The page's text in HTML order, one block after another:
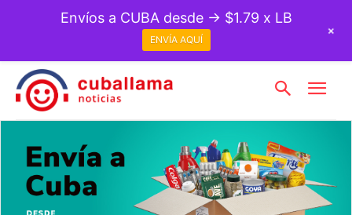
Envíos a CUBA desde → $1.79 x LB
ENVÍA AQUÍ
+